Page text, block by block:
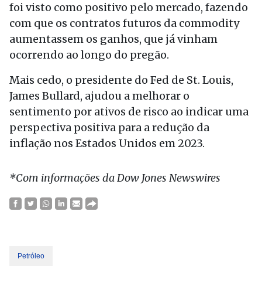
foi visto como positivo pelo mercado, fazendo
com que os contratos futuros da commodity
aumentassem os ganhos, que já vinham
ocorrendo ao longo do pregão.
Mais cedo, o presidente do Fed de St. Louis,
James Bullard, ajudou a melhorar o
sentimento por ativos de risco ao indicar uma
perspectiva positiva para a redução da
inflação nos Estados Unidos em 2023.
*Com informações da Dow Jones Newswires
Petróleo